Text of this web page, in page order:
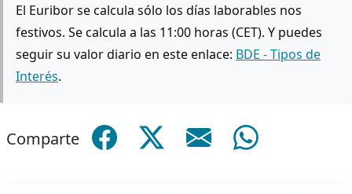
El Euribor se calcula sólo los días laborables nos
festivos. Se calcula a las 11:00 horas (CET). Y puedes
seguir su valor diario en este enlace: BDE - Tipos de
Interés.
Comparte